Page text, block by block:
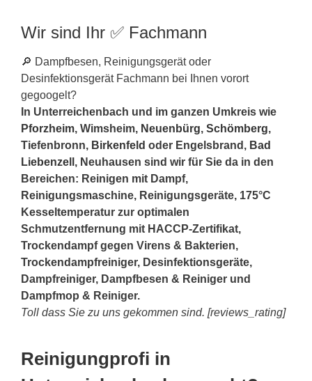
Wir sind Ihr ✅ Fachmann
🔎 Dampfbesen, Reinigungsgerät oder
Desinfektionsgerät Fachmann bei Ihnen vorort
gegoogelt?
In Unterreichenbach und im ganzen Umkreis wie
Pforzheim, Wimsheim, Neuenbürg, Schömberg,
Tiefenbronn, Birkenfeld oder Engelsbrand, Bad
Liebenzell , Neuhausen sind wir für Sie da in den
Bereichen: Reinigen mit Dampf,
Reinigungsmaschine, Reinigungsgeräte, 175°C
Kesseltemperatur zur optimalen
Schmutzentfernung mit HACCP-Zertifikat,
Trockendampf gegen Virens & Bakterien,
Trockendampfreiniger, Desinfektionsgeräte,
Dampfreiniger, Dampfbesen & Reiniger und
Dampfmop & Reiniger.
Toll dass Sie zu uns gekommen sind. [reviews_rating]
Reinigungprofi in